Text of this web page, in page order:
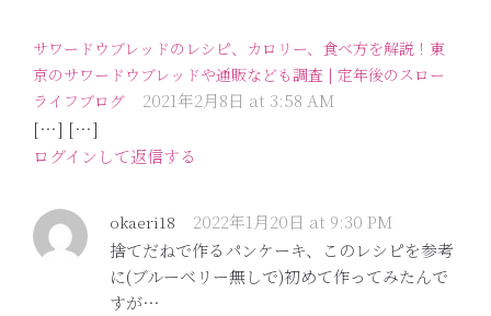
サワードウブレッドのレシピ、カロリー、食べ方を解説！東
京のサワードウブレッドや通販なども調査 | 定年後のスロー
ライフブログ
2021年2月8日 at 3:58 AM
[…] […]
ログインして返信する
okaeri18
2022年1月20日 at 9:30 PM
捨てだねで作るパンケーキ、このレシピを参考
に(ブルーベリー無しで)初めて作ってみたんで
すが…